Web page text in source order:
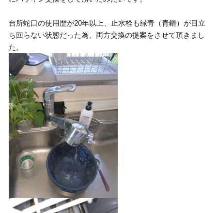
台所蛇口の使用歴が20年以上、止水栓も緑青（青錆）が目立
ち回らない状態だった為、両方交換の提案をさせて頂きまし
た。